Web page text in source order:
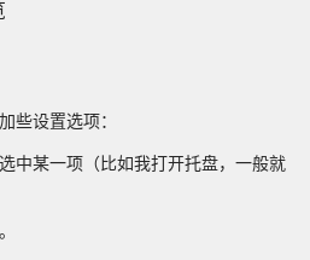
些设置选项：
中某一项（比如我打开托盘，一般就